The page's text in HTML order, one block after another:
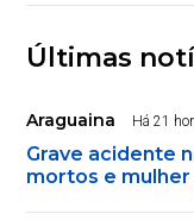
Últimas
Araguaina Há 21
Grave acidente
mortos e